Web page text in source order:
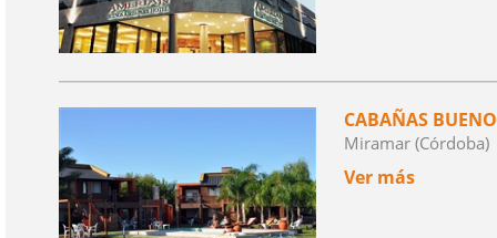
CABAÑAS
Miramar (Córdoba)
Ver más